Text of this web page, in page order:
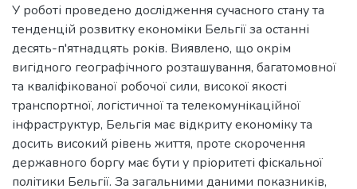
У роботі проведено дослідження сучасного стану та
тенденцій розвитку економіки Бельгії за останні
десять-п'ятнадцять років. Виявлено, що окрім
вигідного географічного розташування, багатомовної
та кваліфікованої робочої сили, високої якості
транспортної, логістичної та телекомунікаційної
інфраструктур, Бельгія має відкриту економіку та
досить високий рівень життя, проте скорочення
державного боргу має бути у пріоритеті фіскальної
політики Бельгії. За загальними даними показників,